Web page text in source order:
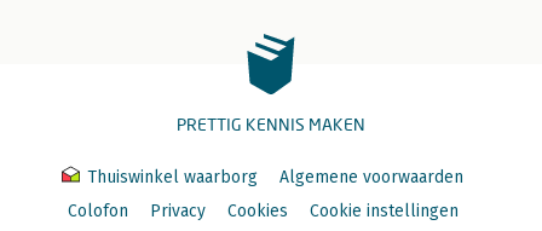
PRETTIG KENNIS MAKEN
Thuiswinkel waarborg
Algemene voorwaarden
Colofon
Privacy Cookies Cookie instellingen